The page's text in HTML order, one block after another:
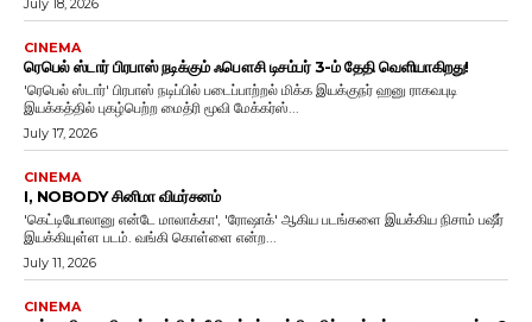
CINEMA
ரெபெல் ஸ்டார் பிரபாஸ் நடிக்கும் ஃபௌசி டிசம்பர் 3-ம் தேதி வெளியாகிறது!
'ரெபெல் ஸ்டார்' பிரபாஸ் நடிப்பில் படைப்பாற்றல் மிக்க இயக்குநர் ஹனு ராகவபுடி
இயக்கத்தில் புகழ்பெற்ற மைத்ரி மூவி மேக்கர்ஸ்...
July 17, 2026
CINEMA
I, NOBODY சினிமா விமர்சனம்
'கெட்டியோலானு என்டே மாலாக்கா', 'ரோஷாக்' ஆகிய படங்களை இயக்கிய நிசாம் பஷீர்
இயக்கியுள்ள படம். வங்கி கொள்ளை என்ற...
July 11, 2026
CINEMA